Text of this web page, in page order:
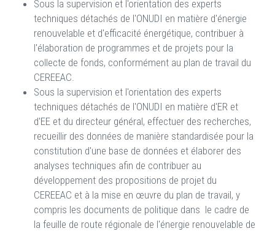
Sous la supervision et l'orientation des experts
techniques détachés de l'ONUDI en matière d'énergie
renouvelable et d'efficacité énergétique, contribuer à
l'élaboration de programmes et de projets pour la
collecte de fonds, conformément au plan de travail du
CEREEAC.
Sous la supervision et l'orientation des experts
techniques détachés de l'ONUDI en matière d'ER et
d'EE et du directeur général, effectuer des recherches,
recueillir des données de manière standardisée pour la
constitution d'une base de données et élaborer des
analyses techniques afin de contribuer au
développement des propositions de projet du
CEREEAC et à la mise en œuvre du plan de travail, y
compris les documents de politique dans le cadre de
la feuille de route régionale de l'énergie renouvelable de